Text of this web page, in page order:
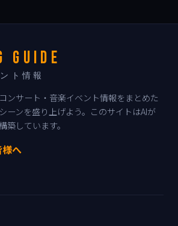
GUIDE
ト情報
ンサート・音楽イベント情報をまとめた
ーンを盛り上げよう。このサイトはAIが
築しています。
へ